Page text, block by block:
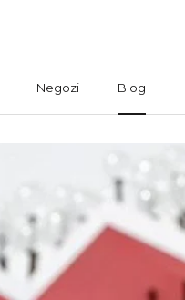
Negozi
Blog
Condividi